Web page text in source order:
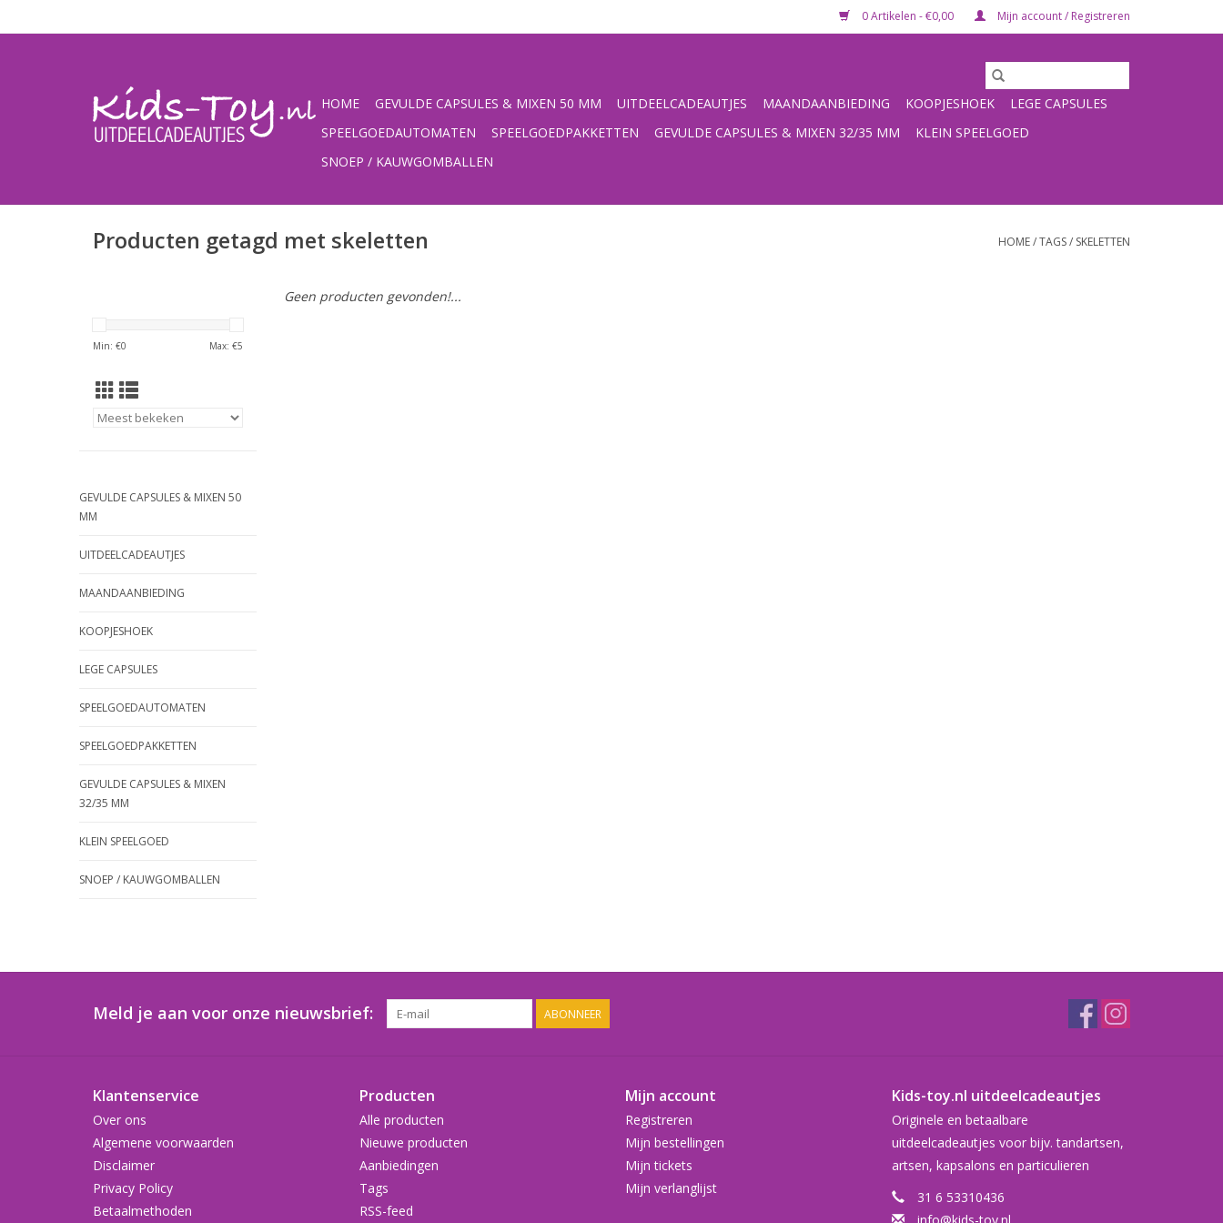
0 Artikelen - €0,00 Mijn account / Registreren
HOME GEVULDE CAPSULES & MIXEN 50 MM UITDEELCADEAUTJES MAANDAANBIEDING KOOPJESHOEK
LEGE CAPSULES
SPEELGOEDAUTOMATEN
SPEELGOEDPAKKETTEN GEVULDE CAPSULES & MIXEN 32/35 MM
KLEIN SPEELGOED
SNOEP / KAUWGOMBALLEN
Producten getagd met skeletten HOME/TAGS/ SKELETTEN
Min: €0 Max: €5
GEVULDE CAPSULES & MIXEN 50
MM
UITDEELCADEAUTJES
MAANDAANBIEDING
KOOPJESHOEK
LEGE CAPSULES
SPEELGOEDAUTOMATEN
SPEELGOEDPAKKETTEN
GEVULDE CAPSULES & MIXEN
32/35 MM
KLEIN SPEELGOED
SNOEP / KAUWGOMBALLEN
Geen producten gevonden!...
Meld je aan voor onze nieuwsbrief: ABONNEER
Klantenservice
Over ons
Algemene voorwaarden
Disclaimer
Privacy Policy
Betaalmethoden
Producten
Alle producten
Nieuwe producten
Aanbiedingen
Tags
RSS-feed
Mijn account
Registreren
Mijn bestellingen
Mijn tickets
Mijn verlanglijst
Kids-toy.nl uitdeelcadeautjes
Originele en betaalbare
uitdeelcadeautjes voor bijv. tandartsen,
artsen, kapsalons en particulieren
31 6 53310436